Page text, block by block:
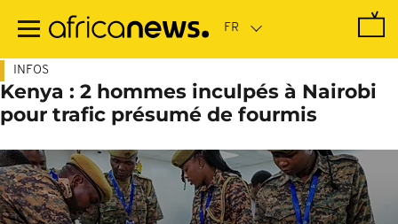
contenu
INFOS
Kenya : 2 hommes inculpés à Nairobi
pour trafic présumé de fourmis